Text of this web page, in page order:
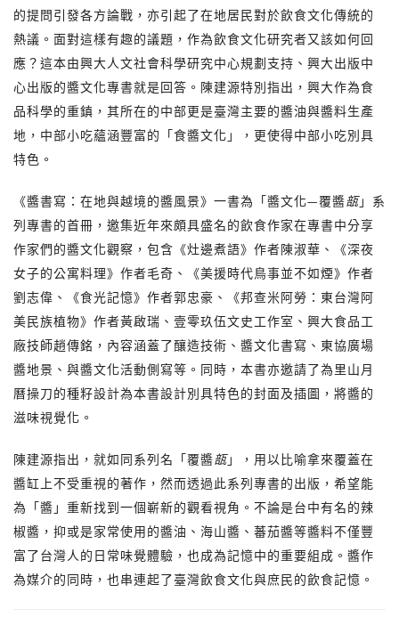
的提問引發各方論戰，亦引起了在地居民對於飲食文化傳統的
熱議。面對這樣有趣的議題，作為飲食文化研究者又該如何回
應？這本由興大人文社會科學研究中心規劃支持、興大出版中
心出版的醬文化專書就是回答。陳建源特別指出，興大作為食
品科學的重鎮，其所在的中部更是臺灣主要的醬油與醬料生產
地，中部小吃蘊涵豐富的「食醬文化」，更使得中部小吃別具
特色。
《醬書寫：在地與越境的醬風景》一書為「醬文化—覆醬瓿」系
列專書的首冊，邀集近年來頗具盛名的飲食作家在專書中分享
作家們的醬文化觀察，包含《灶邊煮語》作者陳淑華、《深夜
女子的公寓料理》作者毛奇、《美援時代鳥事並不如煙》作者
劉志偉、《食光記憶》作者郭忠豪、《邦查米阿勞：東台灣阿
美民族植物》作者黃啟瑞、壹零玖伍文史工作室、興大食品工
廠技師趙傳銘，內容涵蓋了釀造技術、醬文化書寫、東協廣場
醬地景、與醬文化活動側寫等。同時，本書亦邀請了為里山月
曆操刀的種籽設計為本書設計別具特色的封面及插圖，將醬的
滋味視覺化。
陳建源指出，就如同系列名「覆醬瓿」，用以比喻拿來覆蓋在
醬缸上不受重視的著作，然而透過此系列專書的出版，希望能
為「醬」重新找到一個嶄新的觀看視角。不論是台中有名的辣
椒醬，抑或是家常使用的醬油、海山醬、蕃茄醬等醬料不僅豐
富了台灣人的日常味覺體驗，也成為記憶中的重要組成。醬作
為媒介的同時，也串連起了臺灣飲食文化與庶民的飲食記憶。